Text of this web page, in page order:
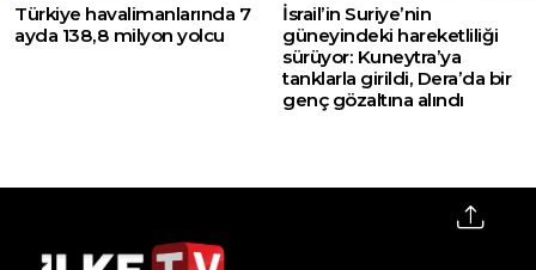
Türkiye havalimanlarında 7
ayda 138,8 milyon yolcu
İsrail’in Suriye’nin
güneyindeki hareketliliği
sürüyor: Kuneytra’ya
tanklarla girildi, Dera’da bir
genç gözaltına alındı